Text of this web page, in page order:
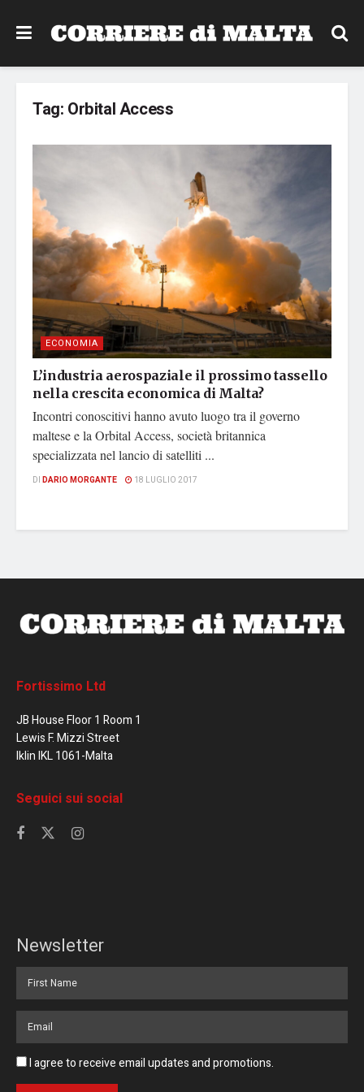
Tag: Orbital Access
ECONOMIA
L’industria aerospaziale il prossimo tassello
nella crescita economica di Malta?
Incontri conoscitivi hanno avuto luogo tra il governo
maltese e la Orbital Access, società britannica
specializzata nel lancio di satelliti ...
DI DARIO MORGANTE 18 LUGLIO 2017
Fortissimo Ltd
JB House Floor 1 Room 1
Lewis F. Mizzi Street
Iklin IKL 1061-Malta
Seguici sui social
Newsletter
I agree to receive email updates and promotions.